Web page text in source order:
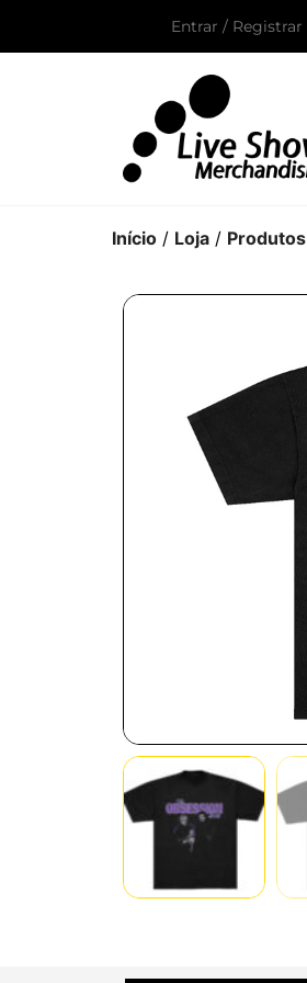
Entrar / Registrar
Início / Loja / Produtos